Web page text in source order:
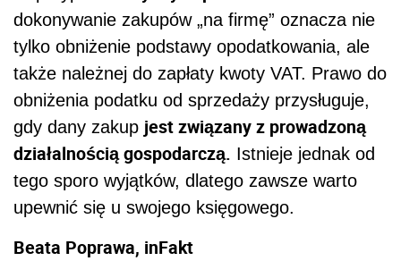
dokonywanie zakupów „na firmę” oznacza nie
tylko obniżenie podstawy opodatkowania, ale
także należnej do zapłaty kwoty VAT. Prawo do
obniżenia podatku od sprzedaży przysługuje,
gdy dany zakup jest związany z prowadzoną
działalnością gospodarczą. Istnieje jednak od
tego sporo wyjątków, dlatego zawsze warto
upewnić się u swojego księgowego.
Beata Poprawa, inFakt